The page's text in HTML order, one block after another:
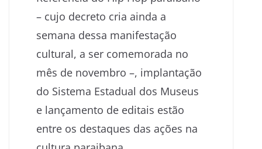
– cujo decreto cria ainda a
semana dessa manifestação
cultural, a ser comemorada no
mês de novembro –, implantação
do Sistema Estadual dos Museus
e lançamento de editais estão
entre os destaques das ações na